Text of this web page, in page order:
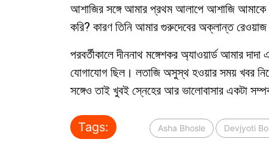
আশাজির সঙ্গে আমার প্রথম আলাপে আশাজি আমাকে
করি? কারণ তিনি আমার গুরুদেবের অক্লান্ত
পরবর্তীকালে দীননাথ মঙ্গেশকর অ্যাওয়ার্ড আমার
যোগাযোগ ছিল। লতাজি অসুস্থ হওয়ার সময় খবর
সঙ্গেও তাই খুবই স্নেহের আর ভালোবাসার একটা
Tags: Asha Bhosle Devjyoti